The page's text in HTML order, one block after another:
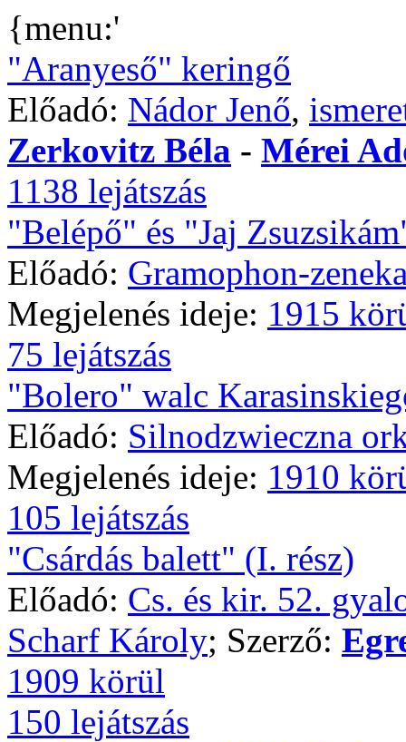
{menu:'
"Aranyeső" keringő
Előadó: Nádor Jenő,
Zerkovitz Béla - Mérei
1138 lejátszás
"Belépő" és "Jaj
Előadó: Gramophon-
Megjelenés ideje: 1915
75 lejátszás
"Bolero" walc
Előadó: Silnodzwieczna
Megjelenés ideje: 1910
105 lejátszás
"Csárdás balett" (I. rész)
Előadó: Cs. és kir. 52.
Scharf Károly; Szerző:
1909 körül
150 lejátszás